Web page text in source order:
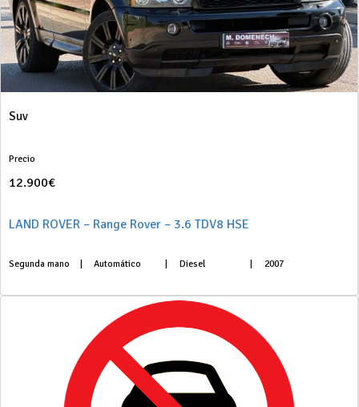
Suv
Precio
12.900€
LAND ROVER – Range Rover – 3.6 TDV8 HSE
Segunda mano Automático Diesel 2007